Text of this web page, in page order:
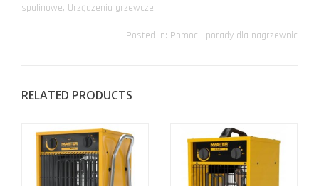
spalinowe, Urządzenia grzewcze
Posted in: Pomoc i porady dla nagrzewnic
RELATED PRODUCTS